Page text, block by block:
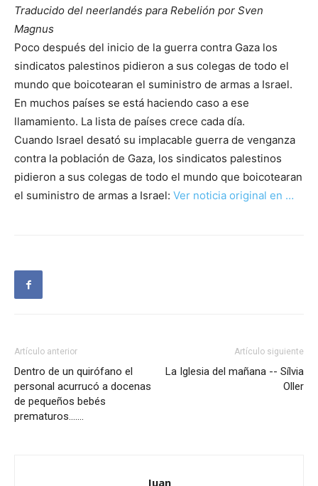
Traducido del neerlandés para Rebelión por Sven
Magnus
Poco después del inicio de la guerra contra Gaza los
sindicatos palestinos pidieron a sus colegas de todo el
mundo que boicotearan el suministro de armas a Israel.
En muchos países se está haciendo caso a ese
llamamiento. La lista de países crece cada día.
Cuando Israel desató su implacable guerra de venganza
contra la población de Gaza, los sindicatos palestinos
pidieron a sus colegas de todo el mundo que boicotearan
el suministro de armas a Israel: Ver noticia original en …
Artículo anterior
Dentro de un quirófano el
personal acurrucó a docenas
de pequeños bebés
prematuros…….
Artículo siguiente
La Iglesia del mañana -- Sílvia
Oller
Juan